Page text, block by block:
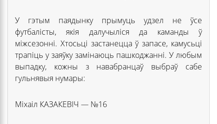
У гэтым паядынку прымуць удзел не ўсе
футбалісты, якія далучыліся да каманды ў
міжсезонні. Хтосьці застанецца ў запасе, камусьці
трапіць у заяўку замінаюць пашкоджанні. У любым
выпадку, кожны з навабранцаў выбраў сабе
гульнявыя нумары:
Міхаіл КАЗАКЕВІЧ — №16